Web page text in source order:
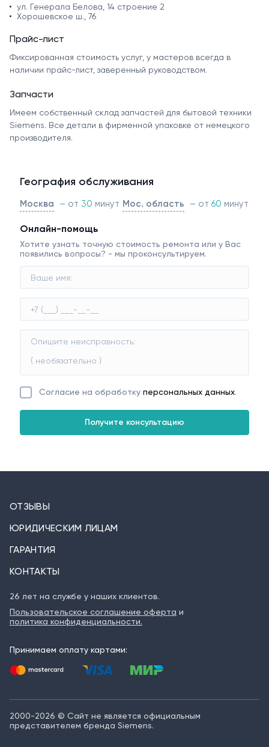
ул. Генерала Белова, 14 строение 2
Хорошевское ш., 76
Прайс-лист
Фиксированная стоимость услуг, у мастеров всегда в
наличии прайс-лист, заверенный руководством.
Запчасти
Имеем собственный склад запчастей для бытовой техники
Siemens. Все детали в фирменной упаковке от немецкого
производителя.
География обслуживания
Москва – от 30 минут Мос. область – от 60 минут
Онлайн-помощь
Хотите узнать точную стоимость ремонта или у Вас
появились вопросы? - мы проконсультируем.
Согласие на обработку персональных данных.
ОТЗЫВЫ
ЮРИДИЧЕСКИМ ЛИЦАМ
ГАРАНТИЯ
КОНТАКТЫ
26 лет на службе у наших клиентов.
Пользовательское соглашение оферта и
политика конфиденциальности.
Принимаем оплату картами:
2000-2026 © Сайт не является официальным
представителем бренда Siemens.